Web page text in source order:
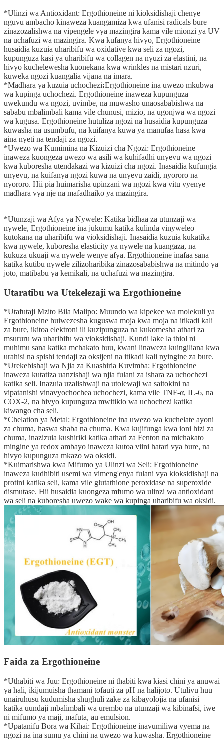
*Ulinzi wa Antioxidant: Ergothioneine ni kioksidishaji chenye
nguvu ambacho kinaweza kuangamiza kwa ufanisi radicals bure
zinazozalishwa na vipengele vya mazingira kama vile mionzi ya UV
na uchafuzi wa mazingira. Kwa kufanya hivyo, Ergothioneine
husaidia kuzuia uharibifu wa oxidative kwa seli za ngozi,
kupunguza kasi ya uharibifu wa collagen na nyuzi za elastini, na
hivyo kuchelewesha kuonekana kwa wrinkles na mistari nzuri,
kuweka ngozi kuangalia vijana na imara.
*Madhara ya kuzuia uchochezi:Ergothioneine ina uwezo mkubwa
wa kupinga uchochezi. Ergothioneine inaweza kupunguza
uwekundu wa ngozi, uvimbe, na muwasho unaosababishwa na
sababu mbalimbali kama vile chunusi, mizio, na ugonjwa wa ngozi
wa kugusa. Ergothioneine hutuliza ngozi na husaidia kupunguza
kuwasha na usumbufu, na kuifanya kuwa ya manufaa hasa kwa
aina nyeti na tendaji za ngozi.
*Uwezo wa Kumimina na Kizuizi cha Ngozi: Ergothioneine
inaweza kuongeza uwezo wa asili wa kuhifadhi unyevu wa ngozi
kwa kuboresha utendakazi wa kizuizi cha ngozi. Inasaidia kufungia
unyevu, na kuifanya ngozi kuwa na unyevu zaidi, nyororo na
nyororo. Hii pia huimarisha upinzani wa ngozi kwa vitu vyenye
madhara vya nje na mafadhaiko ya mazingira.
*Utunzaji wa Afya ya Nywele: Katika bidhaa za utunzaji wa
nywele, Ergothioneine ina jukumu katika kulinda vinyweleo
kutokana na uharibifu wa vioksidishaji. Inasaidia kuzuia kukatika
kwa nywele, kuboresha elasticity ya nywele na kuangaza, na
kukuza ukuaji wa nywele wenye afya. Ergothioneine inafaa sana
katika kutibu nywele zilizoharibika zinazosababishwa na mitindo ya
joto, matibabu ya kemikali, na uchafuzi wa mazingira.
Utaratibu wa Utekelezaji wa Ergothioneine
*Utafutaji Mzito Bila Malipo: Muundo wa kipekee wa molekuli ya
Ergothioneine huiwezesha kuguswa moja kwa moja na itikadi kali
za bure, ikitoa elektroni ili kuzipunguza na kukomesha athari za
msururu wa uharibifu wa vioksidishaji. Kundi lake la thiol ni
muhimu sana katika mchakato huu, kwani linaweza kuingiliana kwa
urahisi na spishi tendaji za oksijeni na itikadi kali nyingine za bure.
*Urekebishaji wa Njia za Kuashiria Kuvimba: Ergothioneine
inaweza kutatiza uanzishaji wa njia fulani za ishara za uchochezi
katika seli. Inazuia uzalishwaji na utolewaji wa saitokini na
vipatanishi vinavyochochea uchochezi, kama vile TNF-α, IL-6, na
COX-2, na hivyo kupunguza mwitikio wa uchochezi katika
kiwango cha seli.
*Chelation ya Metal: Ergothioneine ina uwezo wa kuchelate ayoni
za chuma, haswa shaba na chuma. Kwa kujifunga kwa ioni hizi za
chuma, inazizuia kushiriki katika athari za Fenton na michakato
mingine ya redox ambayo inaweza kutoa viini hatari vya bure, na
hivyo kupunguza mkazo wa oksidi.
*Kuimarishwa kwa Mifumo ya Ulinzi wa Seli: Ergothioneine
inaweza kudhibiti usemi wa vimeng'enya fulani vya kioksidishaji na
protini katika seli, kama vile glutathione peroxidase na superoxide
dismutase. Hii husaidia kuongeza mfumo wa ulinzi wa antioxidant
wa seli na kuboresha uwezo wake wa kupinga uharibifu wa oksidi.
Faida za Ergothioneine
*Uthabiti wa Juu: Ergothioneine ni thabiti kwa kiasi chini ya anuwai
ya hali, ikijumuisha thamani tofauti za pH na halijoto. Utulivu huu
unairuhusu kudumisha shughuli zake za kibayolojia na ufanisi
katika uundaji mbalimbali wa urembo na utunzaji wa kibinafsi, iwe
ni mifumo ya maji, mafuta, au emulsion.
*Upatanifu Bora wa Kihai: Ergothioneine inavumiliwa vyema na
ngozi na ina sumu ya chini na uwezo wa kuwasha. Ergothioneine